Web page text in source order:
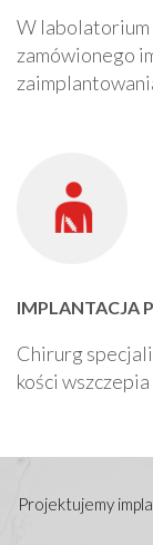
W labolatorium
zamówionego
IMPLANTACJA
Chirurg
kości
Projektujemy